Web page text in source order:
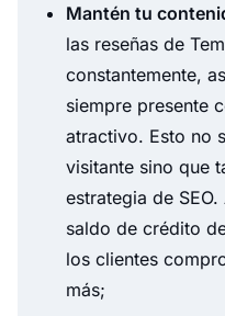
Mantén tu
las reseñas de
constantemente,
siempre presente
atractivo. Esto no
visitante sino que
estrategia de
saldo de crédito
los clientes
más;